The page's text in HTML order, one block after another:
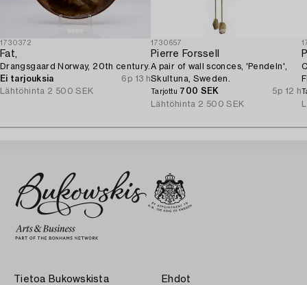
1730372
Fat,
Drangsgaard Norway, 20th century.
Ei tarjouksia
6p 13 h
Lähtöhinta 2 500 SEK
1730657
Pierre Forssell
A pair of wall sconces, 'Pendeln',
Skultuna, Sweden.
Tarjottu 700 SEK
5p 12 h
Lähtöhinta 2 500 SEK
Tietoa Bukowskista Ehdot